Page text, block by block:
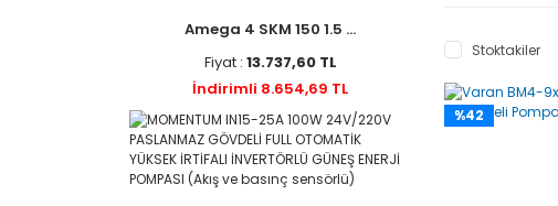
Amega 4 SKM 150 1.5 ...
Fiyat : 13.737,60 TL
İndirimli 8.654,69 TL
Stoktakiler
%42